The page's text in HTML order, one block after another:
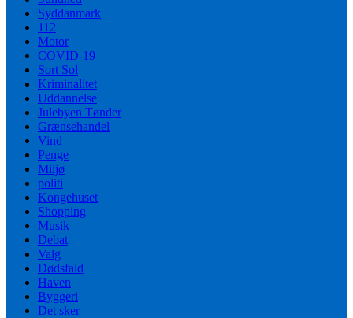
Syddanmark
112
Motor
COVID-19
Sort Sol
Kriminalitet
Uddannelse
Julebyen Tønder
Grænsehandel
Vind
Penge
Miljø
politi
Kongehuset
Shopping
Musik
Debat
Valg
Dødsfald
Haven
Byggeri
Det sker